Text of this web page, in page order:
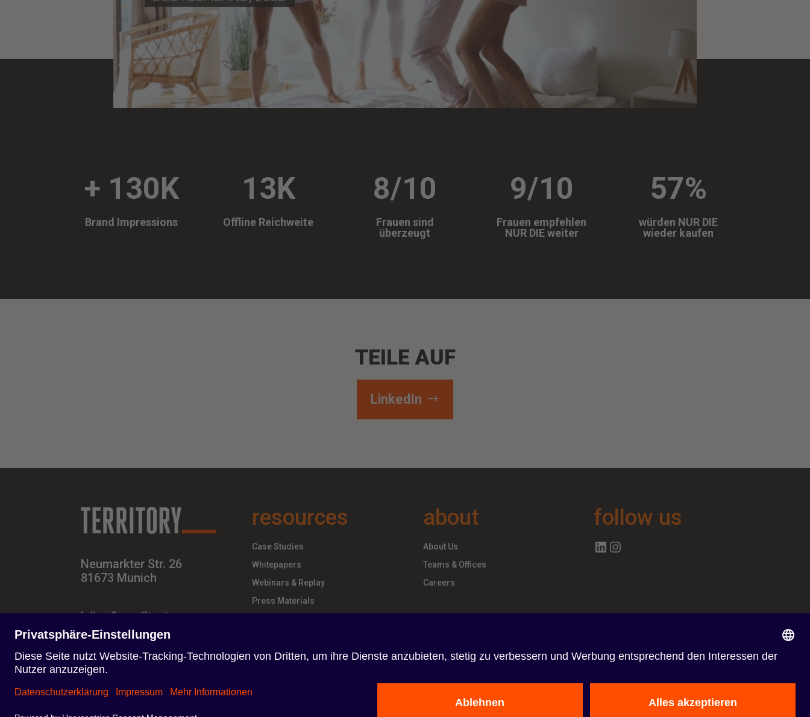
+ 130K
Brand Impressions
13K
Offline Reichweite
8/10
Frauen sind
überzeugt
9/10
Frauen empfehlen
NUR DIE weiter
57%
würden NUR DIE
wieder kaufen
TEILE AUF
LinkedIn
Neumarkter Str. 26
81673 Munich
hello-influence@territory.group
+49 (0) 89 – 437 210 – 00
resources
Case Studies
Whitepapers
Webinars & Replay
Press Materials
about
About Us
Teams & Offices
Careers
follow us
Follow us on Linkedin
Follow us on Instagram
Nutzungsbedingungen Datenschutzerklärung